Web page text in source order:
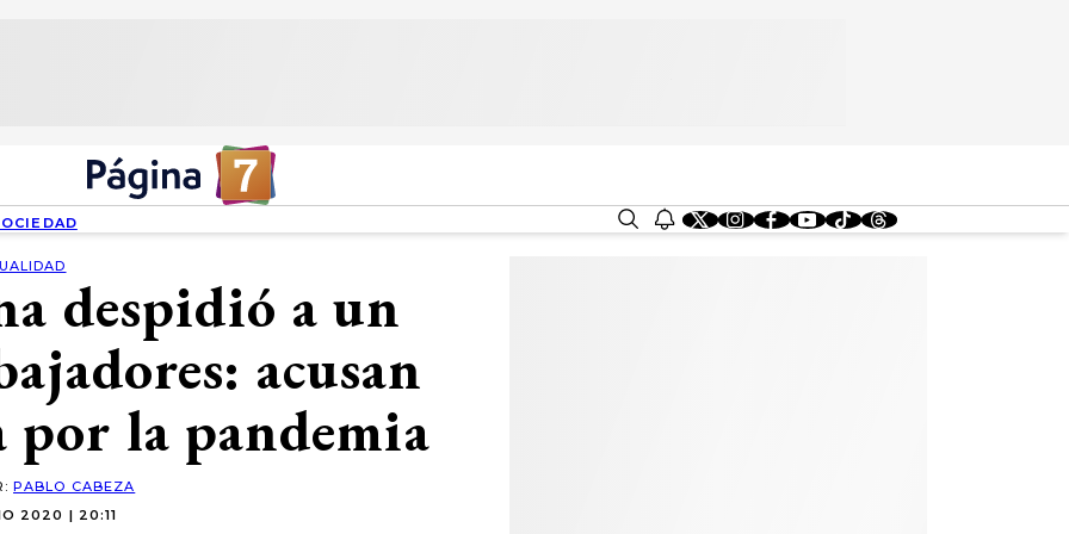
despidió a un
acusan
por la pandemia
PABLO CABEZA
2020 | 20:11